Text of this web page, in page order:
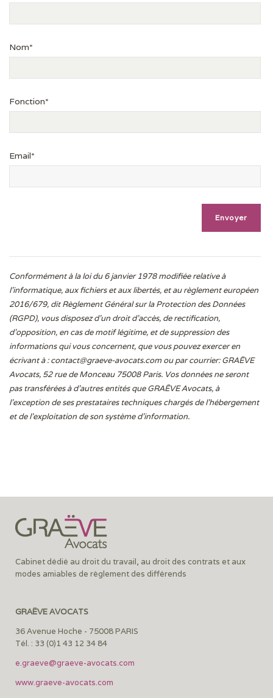
Nom*
Fonction*
Email*
Conformément à la loi du 6 janvier 1978 modifiée relative à
l'informatique, aux fichiers et aux libertés, et au règlement européen
2016/679, dit Règlement Général sur la Protection des Données
(RGPD), vous disposez d’un droit d’accès, de rectification,
d’opposition, en cas de motif légitime, et de suppression des
informations qui vous concernent, que vous pouvez exercer en
écrivant à :contact@graeve-avocats.com ou par courrier: GRAËVE
Avocats, 52 rue de Monceau 75008 Paris. Vos données ne seront
pas transférées à d’autres entités que GRAËVE Avocats, à
l’exception de ses prestataires techniques chargés de l’hébergement
et de l’exploitation de son système d’information.
Cabinet dédié au droit du travail, au droit des contrats et aux
modes amiables de règlement des différends
GRAËVE AVOCATS
36 Avenue Hoche - 75008 PARIS
Tél. : 33 (0)1 43 12 34 84
e.graeve@graeve-avocats.com
www.graeve-avocats.com